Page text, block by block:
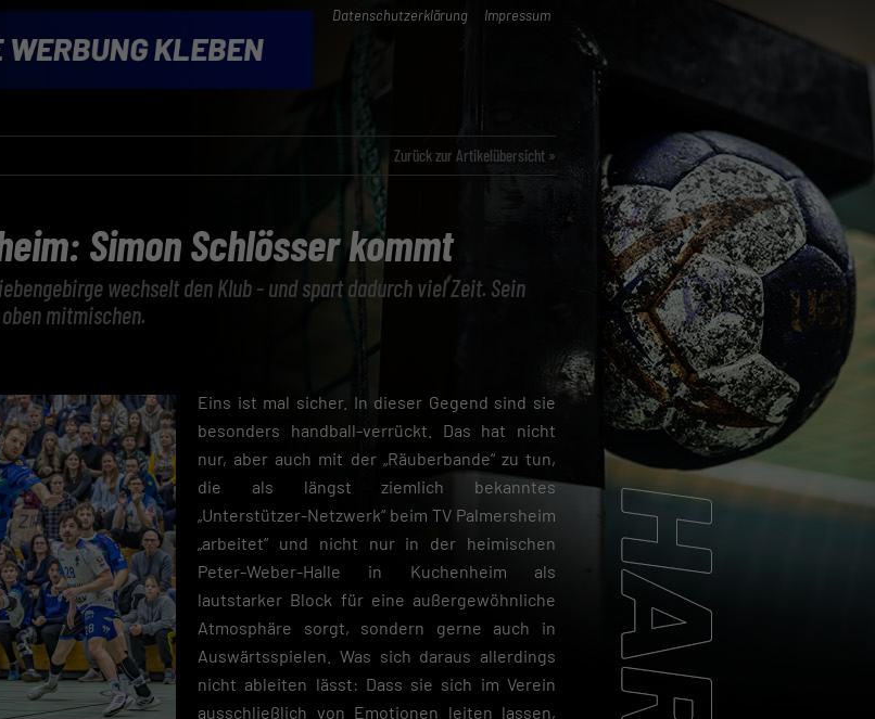
Datenschutzerklärung Impressum
Zurück zur Artikelübersicht »
Simon Schlösser kommt
wechselt den Klub - und spart dadurch viel Zeit. Sein
mitmischen.
Eins ist mal sicher. In dieser Gegend sind sie
besonders handball-verrückt. Das hat nicht
nur, aber auch mit der „Räuberbande“ zu tun,
die als längst ziemlich bekanntes
„Unterstützer-Netzwerk“ beim TV Palmersheim
„arbeitet“ und nicht nur in der heimischen
Peter-Weber-Halle in Kuchenheim als
lautstarker Block für eine außergewöhnliche
Atmosphäre sorgt, sondern gerne auch in
Auswärtsspielen. Was sich daraus allerdings
nicht ableiten lässt: Dass sie sich im Verein
ausschließlich von Emotionen leiten lassen,